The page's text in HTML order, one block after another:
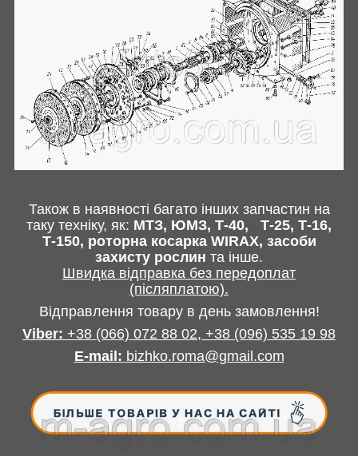
Також в наявності багато інших запчастин на
таку техніку, як: МТЗ, ЮМЗ, Т-40,
Т-25, Т-16,
Т-150, роторна косарка WIRAX, засоби
захисту рослин та інше.
Швидка відправка без передоплат
(післяплатою).
Відправлення товару в день замовлення!
Viber: +38 (066) 072 88 02, +38 (096) 535 19 98
E-mail: bizhko.roma@gmail.com